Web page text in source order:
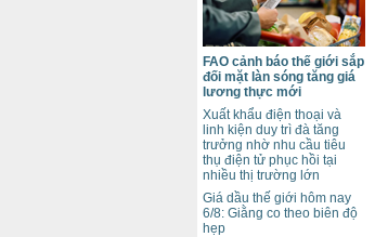
FAO cảnh báo thế giới sắp
đối mặt làn sóng tăng giá
lương thực mới
Xuất khẩu điện thoại và
linh kiện duy trì đà tăng
trưởng nhờ nhu cầu tiêu
thụ điện tử phục hồi tại
nhiều thị trường lớn
Giá dầu thế giới hôm nay
6/8: Giằng co theo biên độ
hẹp